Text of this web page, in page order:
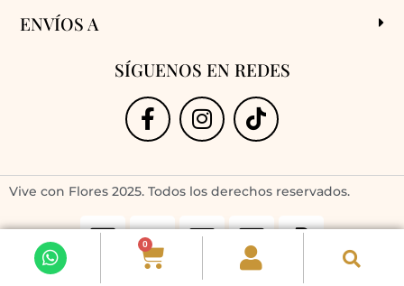
0
ENVÍOS A
SÍGUENOS EN REDES
Vive con Flores 2025. Todos los derechos reservados.